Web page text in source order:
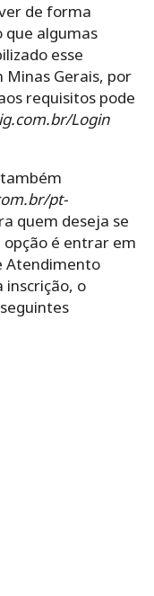
de forma
que algumas
esse
Minas Gerais, por
requisitos pode
Login
também
pt-
quem deseja se
opção é entrar em
Atendimento
inscrição, o